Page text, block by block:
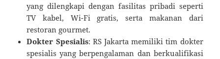
yang dilengkapi dengan fasilitas pribadi seperti
TV kabel, Wi-Fi gratis, serta makanan dari
restoran gourmet.
Dokter Spesialis: RS Jakarta memiliki tim dokter
spesialis yang berpengalaman dan berkualifikasi